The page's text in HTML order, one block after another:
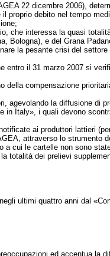
22 dicembre 2006),
proprio debito nel tempo
che interessa la quasi
Bologna), e del Grana
la pesante crisi del
entro il 31 marzo 2007 si
della compensazione
agevolando la diffusione di
in Italy», i quali devono
ai produttori lattieri
attraverso lo strumento
a cui le cartelle non sono
totalità dei prelievi
ultimi quattro anni dal
ed accentua la